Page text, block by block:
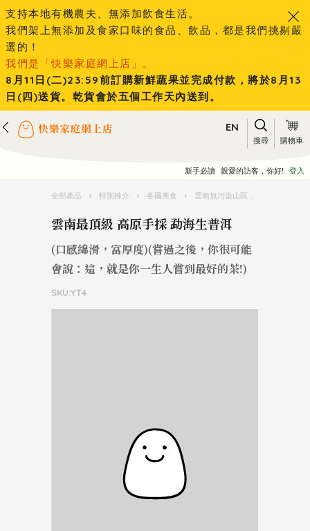
支持本地有機農夫、無添加飲食生活。
我們架上無添加及食家口味的食品、飲品，都是我們挑剔嚴
選的！
我們是「快樂家庭網上店」。
8月11日(二)23:59前訂購新鮮蔬果並完成付款，將於8月13
日(四)送貨。乾貨會於五個工作天內送到。
EN
搜尋 購物車
新手必讀 親愛的訪客，你好! 登入
全部產品 › 特別推介 › 各國美食 › 雲南無污染山區 手採野生菇菌 頂級茶葉
雲南最頂級 高原手採 勐海生普洱
(口感綿滑，富厚度)(嘗過之後，你很可能
會說：這，就是你一生人嘗到最好的茶!)
SKU:YT4